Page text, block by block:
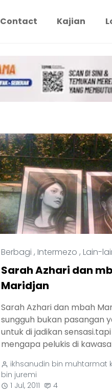
Contact Kajian
Berbagi , Intermezo , Lain-
Sarah Azhari dan
Maridjan
Sarah Azhari dan mbah
sungguh bukan pasangan
untuk di jadikan
mengapa pelukis di
ikhsanudin bin muhtarmat
bin juremi
1 Jul, 2011
4